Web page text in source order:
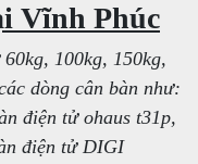
Vĩnh Phúc
100kg, 150kg,
dòng cân bàn như:
điện tử ohaus t31p,
điện tử DIGI